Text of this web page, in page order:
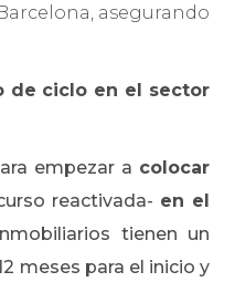
asegurando
de ciclo en el sector
empezar a colocar
reactivada- en el
tienen un
meses para el inicio y